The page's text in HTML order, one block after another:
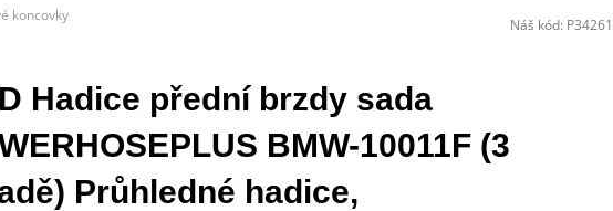
koncovky
Hadice přední brzdy sada
BMW-10011F (3
Průhledné hadice,
Náš kód: P34261